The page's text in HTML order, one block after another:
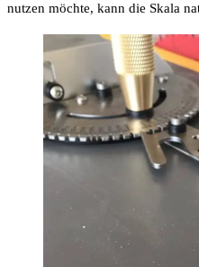
nutzen möchte, kann die Skala